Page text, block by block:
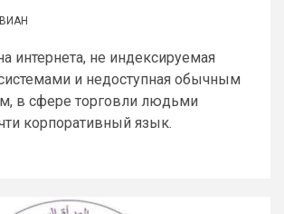
ВИАН
интернета, не индексируемая
и недоступная обычным
в сфере торговли людьми
корпоративный язык.